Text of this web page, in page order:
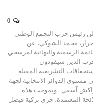
رئيس حزب التجمع الوطني
محمد الشوكي، عن
الرسمية والنهائية لمرشحي
الذين سيقودون
التشريعية المقبلة
مستوى الدوائر الانتخابية لجهة
آسفي. وبموجب هذه
المعتمدة، جرى تزكية فيصل